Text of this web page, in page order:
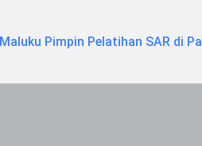
Pimpin Pelatihan SAR di